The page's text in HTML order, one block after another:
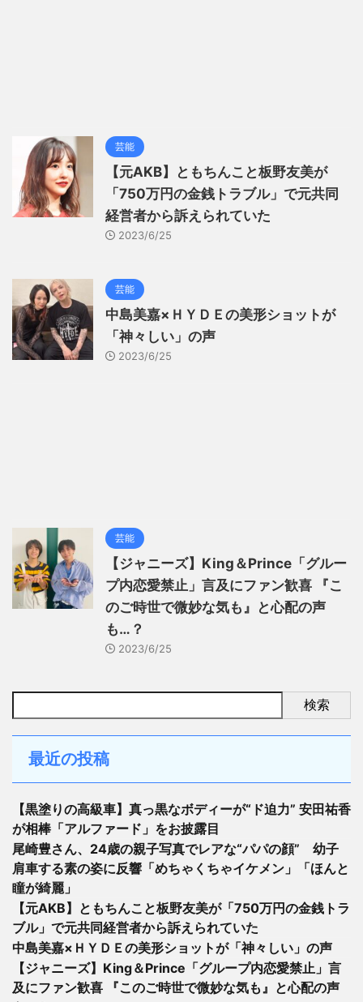
芸能
【元AKB】ともちんこと板野友美が
「750万円の金銭トラブル」で元共同
経営者から訴えられていた
2023/6/25
芸能
中島美嘉×ＨＹＤＥの美形ショットが
「神々しい」の声
2023/6/25
芸能
【ジャニーズ】King＆Prince「グルー
プ内恋愛禁止」言及にファン歓喜 『こ
のご時世で微妙な気も』と心配の声
も…？
2023/6/25
検索
最近の投稿
【黒塗りの高級車】真っ黒なボディーが“ド迫力” 安田祐香
が相棒「アルファード」をお披露目
尾崎豊さん、24歳の親子写真でレアな“パパの顔” 幼子
肩車する素の姿に反響「めちゃくちゃイケメン」「ほんと
瞳が綺麗」
【元AKB】ともちんこと板野友美が「750万円の金銭トラ
ブル」で元共同経営者から訴えられていた
中島美嘉×ＨＹＤＥの美形ショットが「神々しい」の声
【ジャニーズ】King＆Prince「グループ内恋愛禁止」言
及にファン歓喜 『このご時世で微妙な気も』と心配の声